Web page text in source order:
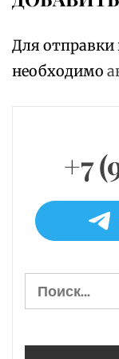
Для
необходимо
+7
Найти: